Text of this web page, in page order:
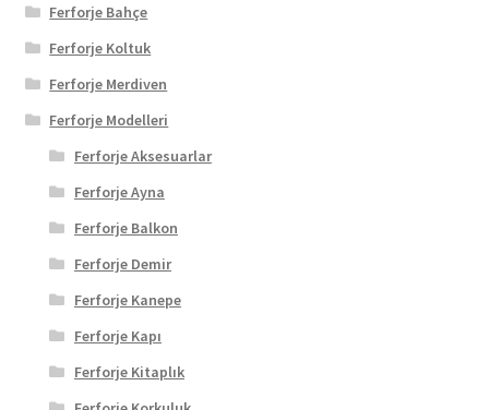
Ferforje Bahçe
Ferforje Koltuk
Ferforje Merdiven
Ferforje Modelleri
Ferforje Aksesuarlar
Ferforje Ayna
Ferforje Balkon
Ferforje Demir
Ferforje Kanepe
Ferforje Kapı
Ferforje Kitaplık